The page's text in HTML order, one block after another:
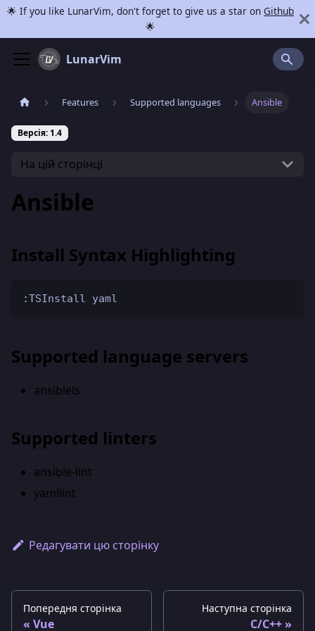
🌟 If you like LunarVim, don't forget to give us a star on Github
🌟
LunarVim
Features Supported languages Ansible
Версія: 1.4
На цій сторінці
Ansible
Install Syntax Highlighting
:TSInstall yaml
Supported language servers
ansiblels
Supported linters
ansible-lint
yamllint
Редагувати цю сторінку
Попередня сторінка
Vue
Наступна сторінка
C/C++